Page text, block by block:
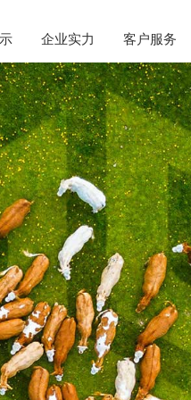
企业实力 客户服务